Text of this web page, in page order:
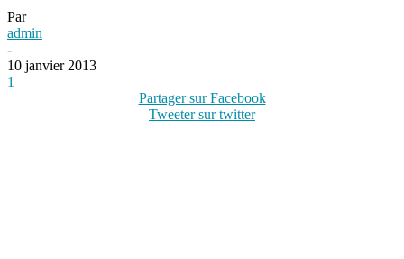
Par
admin
-
10 janvier 2013
1
Partager sur Facebook
Tweeter sur twitter